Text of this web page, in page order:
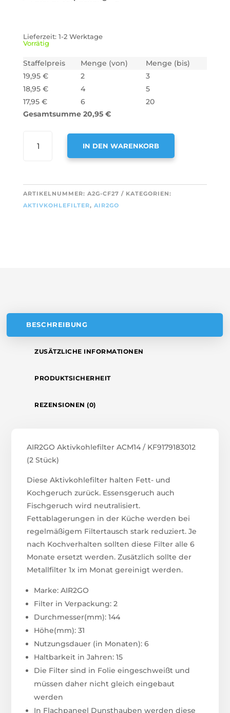
Lieferzeit: 1-2 Werktage
Vorrätig
Staffelpreis Menge (von)
Menge (bis)
19,95 € 2
3
18,95 € 4
5
17,95 € 6
20
Gesamtsumme 20,95 €
AKTIVKOHLEFILTER
KF9179183012
(2
STÜCK)
IN DEN WARENKORB
T
E
ARTIKELNUMMER: A2G-CF27
KATEGORIEN:
AKTIVKOHLEFILTER, AIR2GO
BESCHREIBUNG
ZUSÄTZLICHE INFORMATIONEN
PRODUKTSICHERHEIT
REZENSIONEN (0)
AIR2GO Aktivkohlefilter ACM14 / KF9179183012
(2 Stück)
Diese Aktivkohlefilter halten Fett- und
Kochgeruch zurück. Essensgeruch auch
Fischgeruch wird neutralisiert.
Fettablagerungen in der Küche werden bei
regelmäßigem Filtertausch stark reduziert. Je
nach Kochverhalten sollten diese Filter alle 6
Monate ersetzt werden. Zusätzlich sollte der
Metallfilter 1x im Monat gereinigt werden.
Marke: AIR2GO
Filter in Verpackung: 2
Durchmesser(mm): 144
Höhe(mm): 31
Nutzungsdauer (in Monaten): 6
Haltbarkeit in Jahren: 15
Die Filter sind in Folie eingeschweißt und
müssen daher nicht gleich eingebaut
werden
In Flachpaneel Dunsthauben werden diese